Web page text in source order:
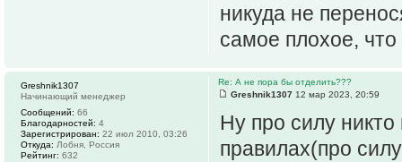
никуда не
самое плохое,
Re: А не пора бы отделить???
Greshnik1307 12 мар 2023, 20:59
Ну про силу
правилах(про
Greshnik1307
Начинающий менеджер
Сообщений: 66
Благодарностей: 4
Зарегистрирован: 22 июл 2010, 03:26
Откуда: Лобня, Россия
Рейтинг: 632